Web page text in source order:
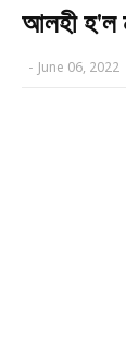
আলহী হ'ল
- June 06, 2022